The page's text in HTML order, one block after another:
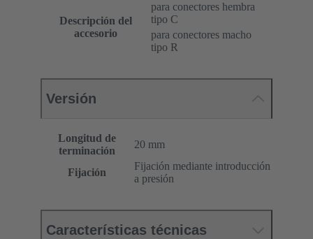
Descripción del
accesorio
para conectores hembra
tipo C
para conectores macho
tipo R
Versión
Longitud de
terminación
20 mm
Fijación
Fijación mediante introducción
a presión
Características técnicas